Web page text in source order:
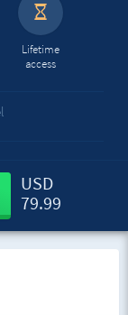
Lifetime
access
USD
79.99